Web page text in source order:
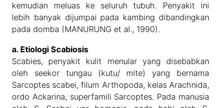
kemudian meluas ke seluruh tubuh. Penyakit ini
lebih banyak dijumpai pada kambing dibandingkan
pada domba (MANURUNG et al., 1990).
a. Etiologi Scabiosis
Scabies, penyakit kulit menular yang disebabkan
oleh seekor tungau (kutu/ mite) yang bernama
Sarcoptes scabei, filum Arthopoda, kelas Arachnida,
ordo Ackarina, superfamili Sarcoptes. Pada manusia